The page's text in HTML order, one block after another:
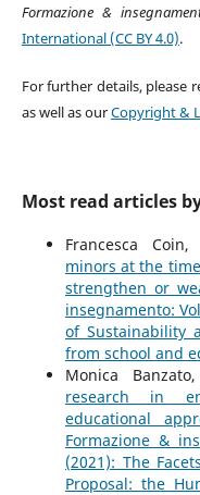
Formazione &
International (CC BY 4.0).
For further details, please
as well as ourCopyright &
Most read articles
Francesca
minors at the
strengthen or
insegnamento:
of Sustainability
from school and
Monica
research in
educational
Formazione &
(2021): The
Proposal: the